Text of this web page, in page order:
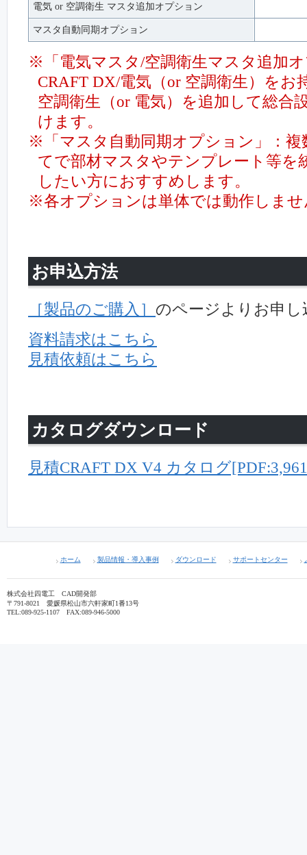
電気 or 空調衛生 マスタ追加オプション
マスタ自動同期オプション
※「電気マスタ/空調衛生マスタ追加
CRAFT DX/電気（or 空調衛生）をお
空調衛生（or 電気）を追加して総合
けます。
※「マスタ自動同期オプション」：複
てで部材マスタやテンプレート等を
したい方におすすめします。
※各オプションは単体では動作しませ
お申込方法
［製品のご購入］ のページよりお申
資料請求はこちら
見積依頼はこちら
カタログダウンロード
見積CRAFT DX V4 カタログ
株式会社四電工 CAD開発部
〒791-8021 愛媛県松山市六軒家町1番13号
TEL:089-925-1107 FAX:089-946-5000